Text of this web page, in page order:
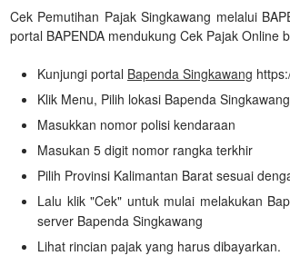
Cek Pemutihan Pajak Singkawang melalui
portal BAPENDA mendukung Cek Pajak Online
Kunjungi portal Bapenda Singkawang
Klik Menu, Pilih lokasi Bapenda Singkawang
Masukkan nomor polisi kendaraan
Masukan 5 digit nomor rangka terkhir
Pilih Provinsi Kalimantan Barat sesuai
Lalu klik "Cek" untuk mulai melakukan
server Bapenda Singkawang
Lihat rincian pajak yang harus dibayarkan.